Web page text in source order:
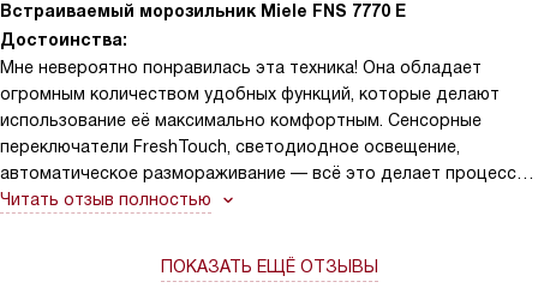
Встраиваемый морозильник Miele FNS 7770 E
Достоинства:
Мне невероятно понравилась эта техника! Она обладает
огромным количеством удобных функций, которые делают
использование её максимально комфортным. Сенсорные
переключатели FreshTouch, светодиодное освещение,
автоматическое размораживание — всё это делает процесс
заморозки продуктов невероятно простым. Благодаря
класса А++, что позволяет существенно экономить
Читать отзыв полностью
ПОКАЗАТЬ ЕЩЁ ОТЗЫВЫ